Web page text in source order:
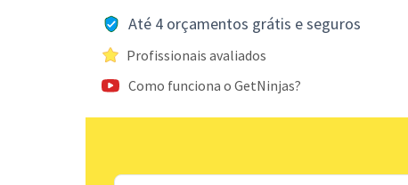
Até 4 orçamentos grátis e seguros
Profissionais avaliados
Como funciona o GetNinjas?